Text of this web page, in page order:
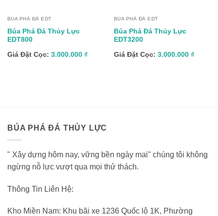
BÚA PHÁ ĐÁ EDT
Búa Phá Đá Thủy Lực
EDT800
Giá Đặt Cọc: 3.000.000 ₫
BÚA PHÁ ĐÁ EDT
Búa Phá Đá Thủy Lực
EDT3200
Giá Đặt Cọc: 3.000.000 ₫
BÚA PHÁ ĐÁ THỦY LỰC
" Xây dựng hôm nay, vững bền ngày mai" chúng tôi không
ngừng nỗ lực vượt qua mọi thử thách.
Thông Tin Liên Hệ:
Kho Miền Nam: Khu bãi xe 1236 Quốc lộ 1K, Phường